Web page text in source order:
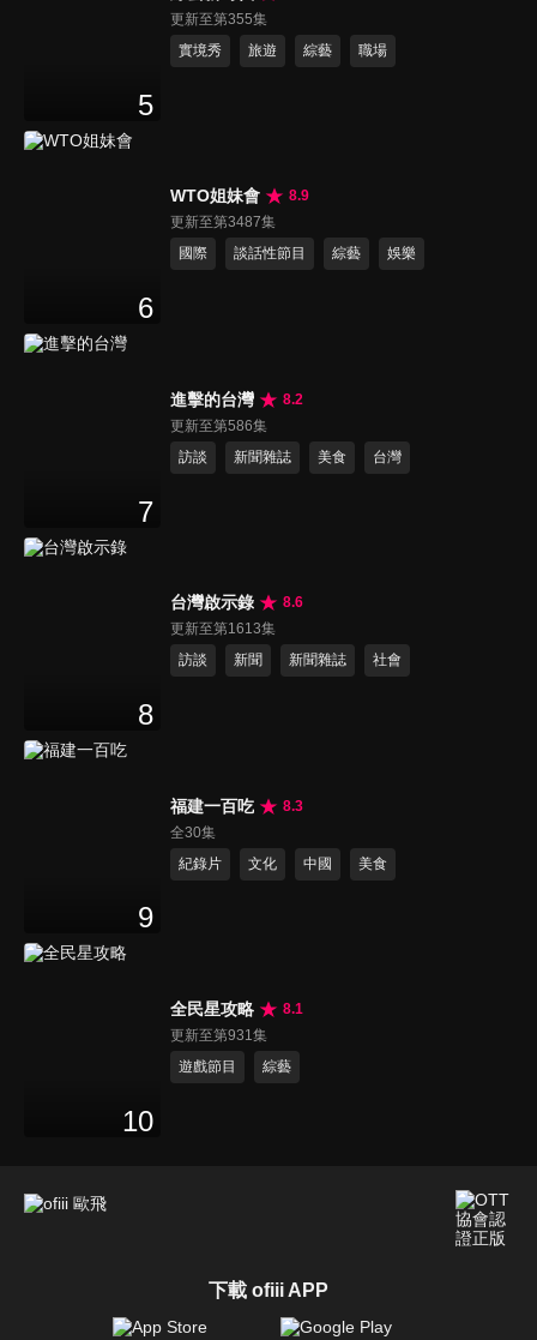
5
更新至第355集
實境秀
旅遊 綜藝 職場
6
WTO姐妹會
8.9
更新至第3487集
國際
談話性節目 綜藝 娛樂
7
進擊的台灣
8.2
更新至第586集
訪談
新聞雜誌 美食 台灣
8
台灣啟示錄
8.6
更新至第1613集
訪談
新聞 新聞雜誌 社會
9
福建一百吃
8.3
全30集
紀錄片
文化 中國 美食
10
全民星攻略
8.1
更新至第931集
遊戲節目
綜藝
下載 ofiii APP